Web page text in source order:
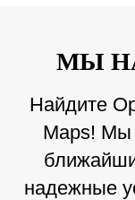
МЫ
Найдите
Maps! Мы
надежные